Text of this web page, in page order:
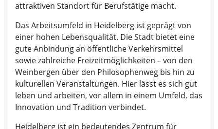
attraktiven Standort für Berufstätige macht.
Das Arbeitsumfeld in Heidelberg ist geprägt von
einer hohen Lebensqualität. Die Stadt bietet eine
gute Anbindung an öffentliche Verkehrsmittel
sowie zahlreiche Freizeitmöglichkeiten – von den
Weinbergen über den Philosophenweg bis hin zu
kulturellen Veranstaltungen. Hier lässt es sich gut
leben und arbeiten, vor allem in einem Umfeld, das
Innovation und Tradition verbindet.
Heidelberg ist ein bedeutendes Zentrum für